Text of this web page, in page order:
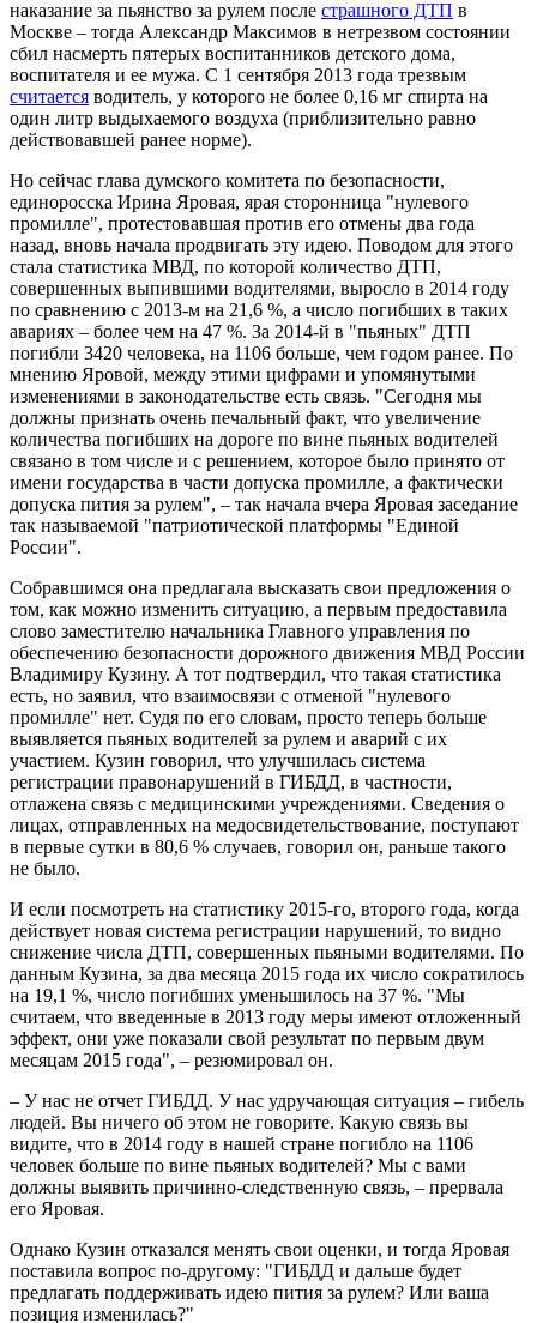
наказание за пьянство за рулем после страшного ДТП в
Москве – тогда Александр Максимов в нетрезвом состоянии
сбил насмерть пятерых воспитанников детского дома,
воспитателя и ее мужа. С 1 сентября 2013 года трезвым
считается водитель, у которого не более 0,16 мг спирта на
один литр выдыхаемого воздуха (приблизительно равно
действовавшей ранее норме).
Но сейчас глава думского комитета по безопасности,
единоросска Ирина Яровая, ярая сторонница "нулевого
промилле", протестовавшая против его отмены два года
назад, вновь начала продвигать эту идею. Поводом для этого
стала статистика МВД, по которой количество ДТП,
совершенных выпившими водителями, выросло в 2014 году
по сравнению с 2013-м на 21,6 %, а число погибших в таких
авариях – более чем на 47 %. За 2014-й в "пьяных" ДТП
погибли 3420 человека, на 1106 больше, чем годом ранее. По
мнению Яровой, между этими цифрами и упомянутыми
изменениями в законодательстве есть связь. "Сегодня мы
должны признать очень печальный факт, что увеличение
количества погибших на дороге по вине пьяных водителей
связано в том числе и с решением, которое было принято от
имени государства в части допуска промилле, а фактически
допуска пития за рулем", – так начала вчера Яровая заседание
так называемой "патриотической платформы "Единой
России".
Собравшимся она предлагала высказать свои предложения о
том, как можно изменить ситуацию, а первым предоставила
слово заместителю начальника Главного управления по
обеспечению безопасности дорожного движения МВД России
Владимиру Кузину. А тот подтвердил, что такая статистика
есть, но заявил, что взаимосвязи с отменой "нулевого
промилле" нет. Судя по его словам, просто теперь больше
выявляется пьяных водителей за рулем и аварий с их
участием. Кузин говорил, что улучшилась система
регистрации правонарушений в ГИБДД, в частности,
отлажена связь с медицинскими учреждениями. Сведения о
лицах, отправленных на медосвидетельствование, поступают
в первые сутки в 80,6 % случаев, говорил он, раньше такого
не было.
И если посмотреть на статистику 2015-го, второго года, когда
действует новая система регистрации нарушений, то видно
снижение числа ДТП, совершенных пьяными водителями. По
данным Кузина, за два месяца 2015 года их число сократилось
на 19,1 %, число погибших уменьшилось на 37 %. "Мы
считаем, что введенные в 2013 году меры имеют отложенный
эффект, они уже показали свой результат по первым двум
месяцам 2015 года", – резюмировал он.
– У нас не отчет ГИБДД. У нас удручающая ситуация – гибель
людей. Вы ничего об этом не говорите. Какую связь вы
видите, что в 2014 году в нашей стране погибло на 1106
человек больше по вине пьяных водителей? Мы с вами
должны выявить причинно-следственную связь, – прервала
его Яровая.
Однако Кузин отказался менять свои оценки, и тогда Яровая
поставила вопрос по-другому: "ГИБДД и дальше будет
предлагать поддерживать идею пития за рулем? Или ваша
позиция изменилась?"